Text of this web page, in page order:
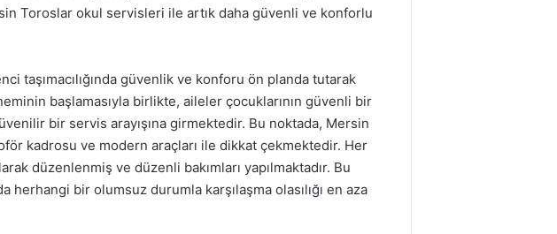
Toroslar okul servisleri ile artık daha güvenli ve konforlu
taşımacılığında güvenlik ve konforu ön planda tutarak
başlamasıyla birlikte, aileler çocuklarının güvenli bir
bir servis arayışına girmektedir. Bu noktada, Mersin
kadrosu ve modern araçları ile dikkat çekmektedir. Her
düzenlenmiş ve düzenli bakımları yapılmaktadır. Bu
herhangi bir olumsuz durumla karşılaşma olasılığı en aza